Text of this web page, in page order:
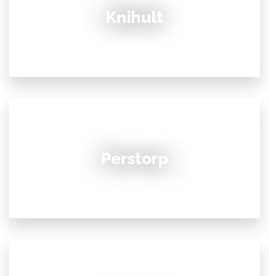
Knihult
Perstorp